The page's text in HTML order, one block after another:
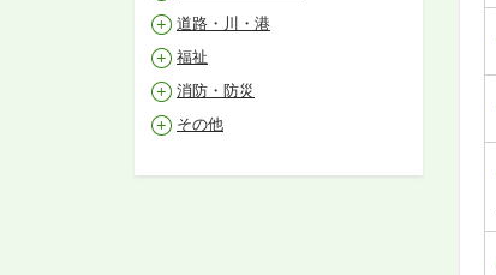
道路・川・港
福祉
消防・防災
その他